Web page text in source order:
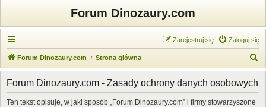
Forum Dinozaury.com
Zaloguj się
Zarejestruj się
Forum Dinozaury.com Strona główna
z
Forum Dinozaury.com - Zasady ochrony danych osobowych
Ten tekst opisuje, w jaki sposób „Forum Dinozaury.com” i firmy stowarzyszone